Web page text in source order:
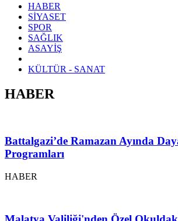
HABER
SİYASET
SPOR
SAĞLIK
ASAYİŞ
KÜLTÜR - SANAT
HABER
Battalgazi’de Ramazan Ayında
Programları
HABER